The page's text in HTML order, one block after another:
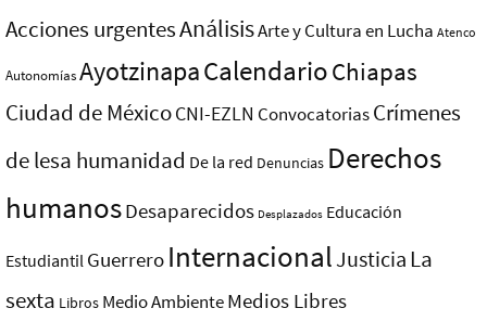
Acciones urgentesAnálisisArte y Cultura en Lucha Atenco
AutonomíasAyotzinapaCalendarioChiapas
Ciudad de MéxicoCNI-EZLN ConvocatoriasCrímenes
de lesa humanidad De la red Denuncias Derechos
humanosDesaparecidos Desplazados Educación
Estudiantil Guerrero InternacionalJusticia La
sexta Libros Medio AmbienteMedios Libres